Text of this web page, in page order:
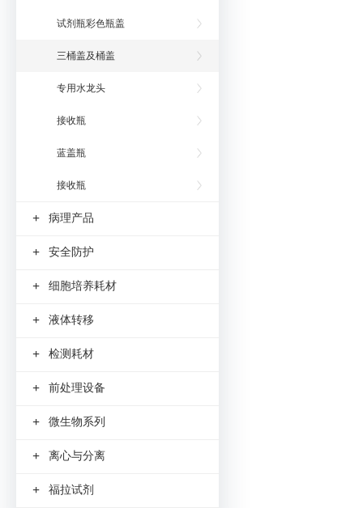
试剂瓶彩色瓶盖
三桶盖及桶盖
专用水龙头
接收瓶
蓝盖瓶
接收瓶
+ 病理产品
+ 安全防护
+ 细胞培养耗材
+ 液体转移
+ 检测耗材
+ 前处理设备
+ 微生物系列
+ 离心与分离
+ 福拉试剂